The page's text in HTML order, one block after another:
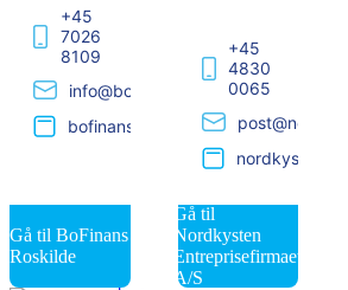
+45
7026
8109
info@bofinans.dk
bofinans.dk/roskilde/
Gå til BoFinans
Roskilde
+45
4830
0065
nordkysten.dk
Gå til
Nordkysten
Entreprisefirmaet
A/S